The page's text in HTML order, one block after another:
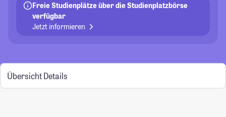
Freie Studienplätze über die Studienplatzbörse
verfügbar
Jetzt informieren
Übersicht Details